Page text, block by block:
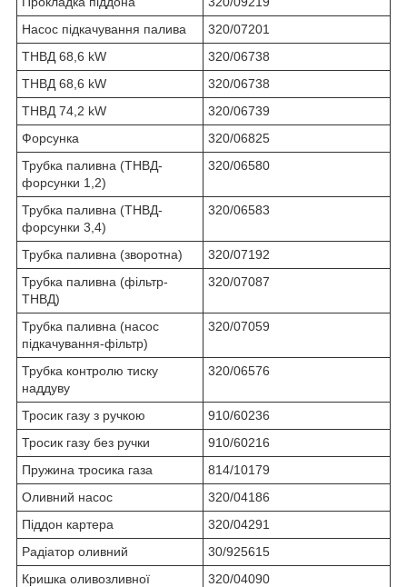
Насос підкачування палива
320/07201
ТНВД 68,6 kW
320/06738
ТНВД 68,6 kW
320/06738
ТНВД 74,2 kW
320/06739
Форсунка
320/06825
Трубка паливна (ТНВД-
форсунки 1,2)
320/06580
Трубка паливна (ТНВД-
форсунки 3,4)
320/06583
Трубка паливна (зворотна)
320/07192
Трубка паливна (фільтр-
ТНВД)
320/07087
Трубка паливна (насос
підкачування-фільтр)
320/07059
Трубка контролю тиску
наддуву
320/06576
Тросик газу з ручкою
910/60236
Тросик газу без ручки
910/60216
Пружина тросика газа
814/10179
Оливний насос
320/04186
Піддон картера
320/04291
Радіатор оливний
30/925615
Кришка оливозливної
320/04090